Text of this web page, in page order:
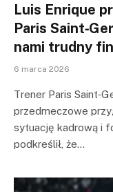
Luis Enrique
Paris
nami trudny
6 marca 2026
Trener Paris
przedmeczowe
sytuację kadrową i
podkreślił, że…